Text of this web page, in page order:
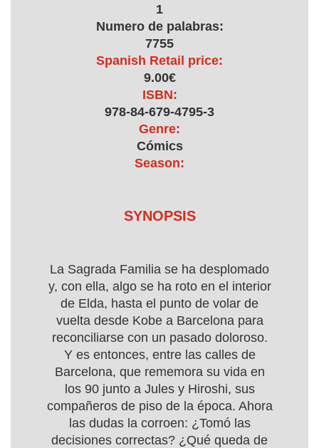
1
Numero de palabras:
7755
Spanish Retail price:
9.00€
ISBN:
978-84-679-4795-3
Genre:
Cómics
Season:
SYNOPSIS
La Sagrada Familia se ha desplomado
y, con ella, algo se ha roto en el interior
de Elda, hasta el punto de volar de
vuelta desde Kobe a Barcelona para
reconciliarse con un pasado doloroso.
Y es entonces, entre las calles de
Barcelona, que rememora su vida en
los 90 junto a Jules y Hiroshi, sus
compañeros de piso de la época. Ahora
las dudas la corroen: ¿Tomó las
decisiones correctas? ¿Qué queda de